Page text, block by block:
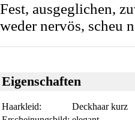
Fest, ausgeglichen,
weder nervös, scheu
Eigenschaften
Haarkleid:
Deckhaar kurz